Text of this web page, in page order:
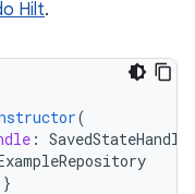
Hilt.
(
: SavedStateHandle
}